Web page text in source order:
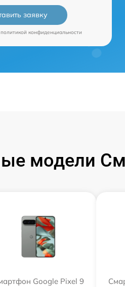
заявку
политикой конфиденциальности
модели
Google Pixel 9